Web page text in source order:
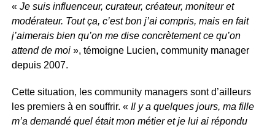
« Je suis influenceur, curateur, créateur, moniteur et
modérateur. Tout ça, c’est bon j’ai compris, mais en fait
j’aimerais bien qu’on me dise concrètement ce qu’on
attend de moi», témoigne Lucien, community manager
depuis 2007.
Cette situation, les community managers sont d’ailleurs
les premiers à en souffrir. « Il y a quelques jours, ma fille
m’a demandé quel était mon métier et je lui ai répondu